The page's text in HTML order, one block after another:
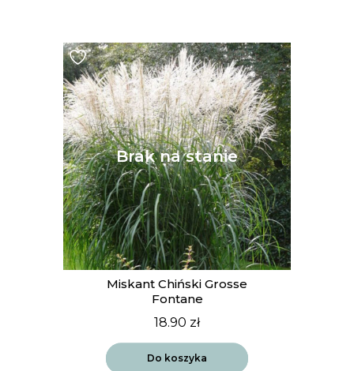
Miskant Chiński Grosse
Fontane
18.90 zł
Do koszyka